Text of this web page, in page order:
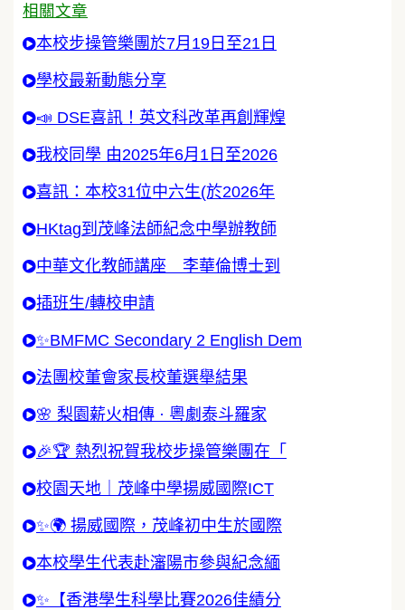
相關文章
本校步操管樂團於7月19日至21日
學校最新動態分享
📣 DSE喜訊！英文科改革再創輝煌
我校同學 由2025年6月1日至2026
喜訊：本校31位中六生(於2026年
HKtag到茂峰法師紀念中學辦教師
中華文化教師講座 李華倫博士到
插班生/轉校申請
✨BMFMC Secondary 2 English Dem
法團校董會家長校董選舉結果
🌸 梨園薪火相傳 · 粵劇泰斗羅家
🎉🏆 熱烈祝賀我校步操管樂團在「
校園天地｜茂峰中學揚威國際ICT
✨🌍 揚威國際，茂峰初中生於國際
本校學生代表赴瀋陽市參與紀念緬
✨【香港學生科學比賽2026佳績分